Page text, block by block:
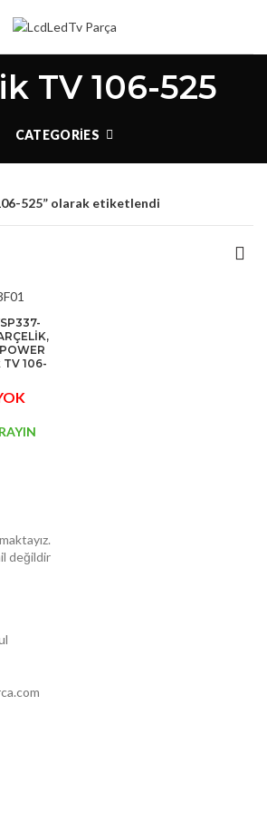
TV 106-525
CATEGORIES
525” olarak etiketlendi
106-
değildir